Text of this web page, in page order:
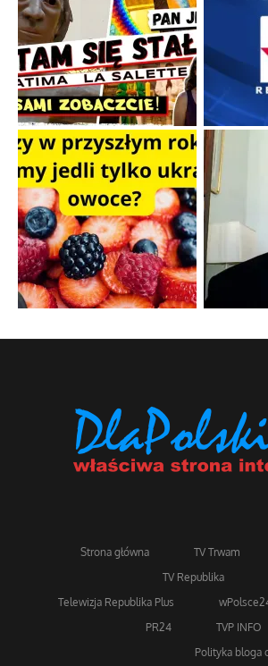
Strona główna TV Trwam
TV Republika
Telewizja Republika Plus
PR24
TVP INFO
Polityka bloga